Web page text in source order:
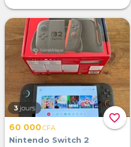
favorite_border
3 jours
60 000CFA
Nintendo Switch 2